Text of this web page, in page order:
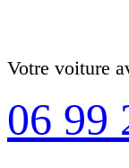
Votre voiture
06 99